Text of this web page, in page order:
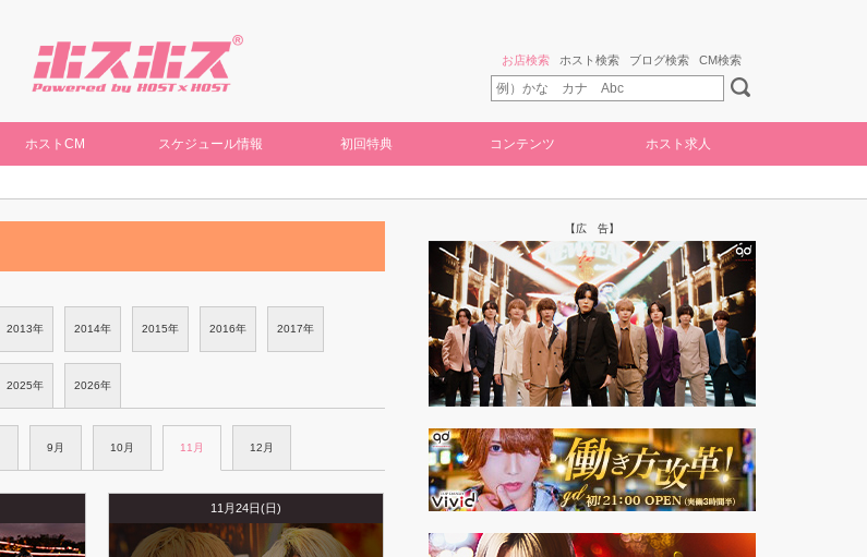
お店検索 ホスト検索 ブログ検索 CM検索
ホストCM スケジュール情報 初回特典 コンテンツ ホスト求人
2013年 2014年 2015年 2016年 2017年
2025年 2026年
9月 10月 11月 12月
11月24日(日)
【広 告】